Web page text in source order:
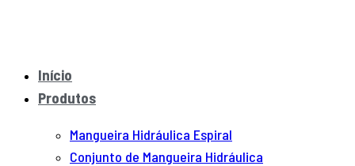
Início
Produtos
Mangueira Hidráulica Espiral
Conjunto de Mangueira Hidráulica